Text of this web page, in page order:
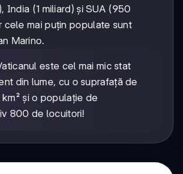
India (1 miliard) și SUA (950
cele mai puțin populate sunt
Marino.
este cel mai mic stat
din lume, cu o suprafață de
și o populație de
800 de locuitori!